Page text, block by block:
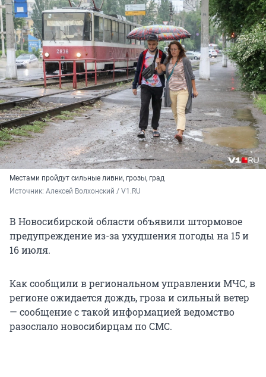
Местами пройдут сильные ливни, грозы, град
Источник: Алексей Волхонский / V1.RU
В Новосибирской области объявили штормовое
предупреждение из-за ухудшения погоды на 15 и
16 июля.
Как сообщили в региональном управлении МЧС, в
регионе ожидается дождь, гроза и сильный ветер
— сообщение с такой информацией ведомство
разослало новосибирцам по СМС.